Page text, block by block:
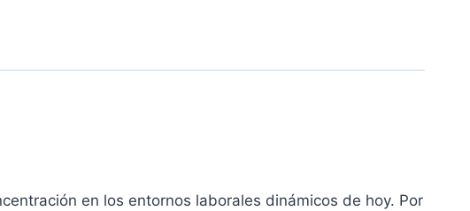
en los entornos laborales dinámicos de hoy. Por